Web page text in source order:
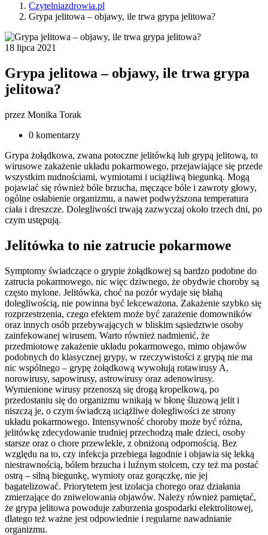
Czytelniazdrowia.pl
Grypa jelitowa – objawy, ile trwa grypa jelitowa?
18 lipca 2021
Grypa jelitowa – objawy, ile trwa grypa
jelitowa?
przez Monika Torak
0 komentarzy
Grypa żołądkowa, zwana potoczne jelitówką lub grypą jelitową, to
wirusowe zakażenie układu pokarmowego, przejawiające się przede
wszystkim nudnościami, wymiotami i uciążliwą biegunką. Mogą
pojawiać się również bóle brzucha, męczące bóle i zawroty głowy,
ogólne osłabienie organizmu, a nawet podwyższona temperatura
ciała i dreszcze. Dolegliwości trwają zazwyczaj około trzech dni, po
czym ustępują.
Jelitówka to nie zatrucie pokarmowe
Symptomy świadczące o grypie żołądkowej są bardzo podobne do
zatrucia pokarmowego, nic więc dziwnego, że obydwie choroby są
często mylone. Jelitówka, choć na pozór wydaje się błahą
dolegliwością, nie powinna być lekceważona. Zakażenie szybko się
rozprzestrzenia, czego efektem może być zarażenie domowników
oraz innych osób przebywających w bliskim sąsiedztwie osoby
zainfekowanej wirusem. Warto również nadmienić, że
przedmiotowe zakażenie układu pokarmowego, mimo objawów
podobnych do klasycznej grypy, w rzeczywistości z grypą nie ma
nic wspólnego – grypę żołądkową wywołują rotawirusy A,
norowirusy, sapowirusy, astrowirusy oraz adenowirusy.
Wymienione wirusy przenoszą się drogą kropelkową, po
przedostaniu się do organizmu wnikają w błonę śluzową jelit i
niszczą je, o czym świadczą uciążliwe dolegliwości ze strony
układu pokarmowego. Intensywność choroby może być różna,
jelitówkę zdecydowanie trudniej przechodzą małe dzieci, osoby
starsze oraz o chore przewlekle, z obniżoną odpornością. Bez
względu na to, czy infekcja przebiega łagodnie i objawia się lekką
niestrawnością, bólem brzucha i luźnym stolcem, czy też ma postać
ostrą – silną biegunkę, wymioty oraz gorączkę, nie jej
bagatelizować. Priorytetem jest izolacja chorego oraz działania
zmierzające do zniwelowania objawów. Należy również pamiętać,
że grypa jelitowa powoduje zaburzenia gospodarki elektrolitowej,
dlatego też ważne jest odpowiednie i regularne nawadnianie
organizmu.